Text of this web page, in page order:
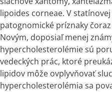
lipoides corneae. V
patognomické príznaky
Novým, doposiaľ menej
hypercholesterolémie sú
vedeckých prác, ktoré
lipidov môže ovplyvňovať
hypercholesterolémia sa